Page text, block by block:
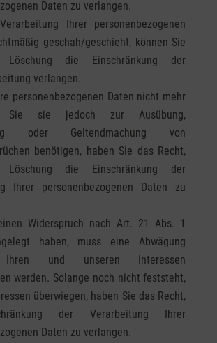
Daten zu verlangen.
Ihrer personenbezogenen
geschah/geschieht, können Sie
die Einschränkung der
verlangen.
personenbezogenen Daten nicht mehr
Sie sie jedoch zur Ausübung,
oder Geltendmachung von
benötigen, haben Sie das Recht,
die Einschränkung der
Ihrer personenbezogenen Daten zu
Widerspruch nach Art. 21 Abs. 1
haben, muss eine Abwägung
Ihren und unseren Interessen
werden. Solange noch nicht feststeht,
überwiegen, haben Sie das Recht,
der Verarbeitung Ihrer
Daten zu verlangen.
von Inhalten
durch Statistiken oder Kombinationen von Daten aus
der Angebote
Daten zur Auswahl von Inhalten
Besondere Features:
zur Identifikation aktiv abfragen